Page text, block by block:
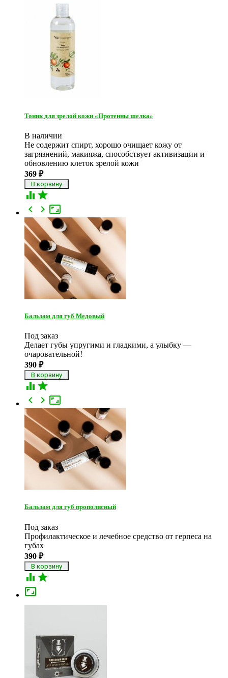
Тоник для зрелой кожи «Протеины шелка»
В наличии
Не содержит спирт, хорошо очищает кожу от
загрязнений, макияжа, способствует активизации и
обновлению клеток зрелой кожи
369 ₽
 

 
Бальзам для губ Медовый
Под заказ
Делает губы упругими и гладкими, а улыбку —
очаровательной!
390 ₽
 

 
Бальзам для губ прополисный
Под заказ
Профилактическое и лечебное средство от герпеса на
губах
390 ₽
 
